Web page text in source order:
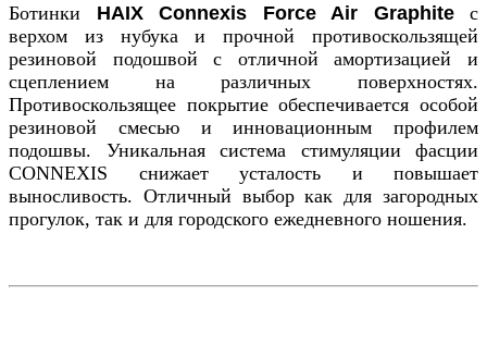
Ботинки HAIX Connexis Force Air Graphiteс
верхом из нубука и прочной противоскользящей
резиновой подошвой с отличной амортизацией и
сцеплением на различных поверхностях.
Противоскользящее покрытие обеспечивается особой
резиновой смесью и инновационным профилем
подошвы. Уникальная система стимуляции фасции
CONNEXIS снижает усталость и повышает
выносливость. Отличный выбор как для загородных
прогулок, так и для городского ежедневного ношения.